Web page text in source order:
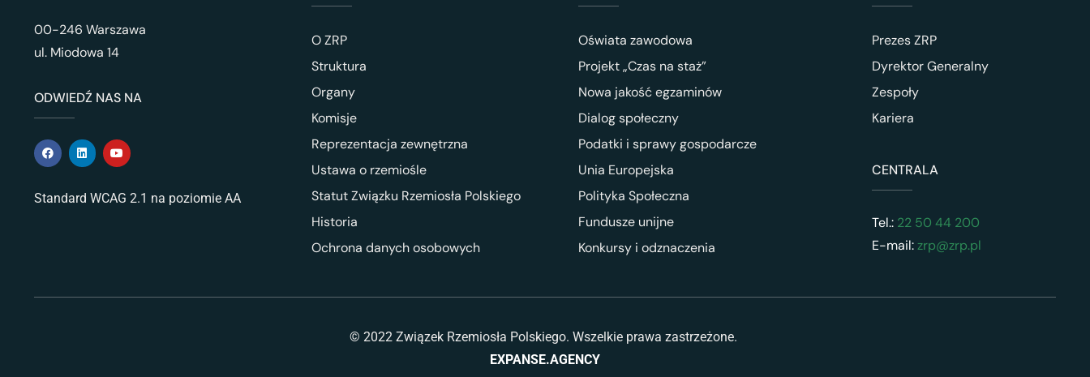
00-246 Warszawa
ul. Miodowa 14
ODWIEDŹ NAS NA
Standard WCAG 2.1 na poziomie AA
O ZRP
Struktura
Organy
Komisje
Reprezentacja zewnętrzna
Ustawa o rzemiośle
Statut Związku Rzemiosła Polskiego
Historia
Ochrona danych osobowych
Oświata zawodowa
Projekt „Czas na staż”
Nowa jakość egzaminów
Dialog społeczny
Podatki i sprawy gospodarcze
Unia Europejska
Polityka Społeczna
Fundusze unijne
Konkursy i odznaczenia
Prezes ZRP
Dyrektor Generalny
Zespoły
Kariera
CENTRALA
Tel.:22 50 44 200
E-mail:zrp@zrp.pl
© 2022 Związek Rzemiosła Polskiego. Wszelkie prawa zastrzeżone.
EXPANSE.AGENCY